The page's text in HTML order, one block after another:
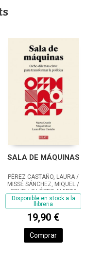
SALA DE MÁQUINAS
PÉREZ CASTAÑO, LAURA /
MISSÉ SÁNCHEZ, MIQUEL /
CRUELLS LÓPEZ, MARTA
Disponible en stock a la
llibreria
19,90 €
Comprar